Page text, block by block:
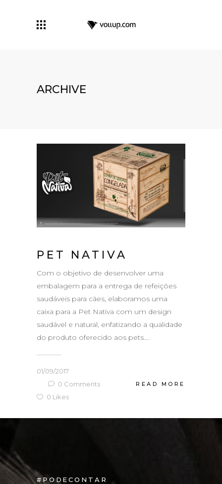
ARCHIVE
PET NATIVA
Com o objetivo de desenvolver uma
embalagem para a entrega de refeições
saudáveis para cães, elaboramos uma
caixa para a Pet Nativa com um design
saudável e natural, enfatizando a qualidade
do produto oferecido aos pets....
01/09/2017
0 Comments
0 Likes
READ MORE
#PODECONTAR